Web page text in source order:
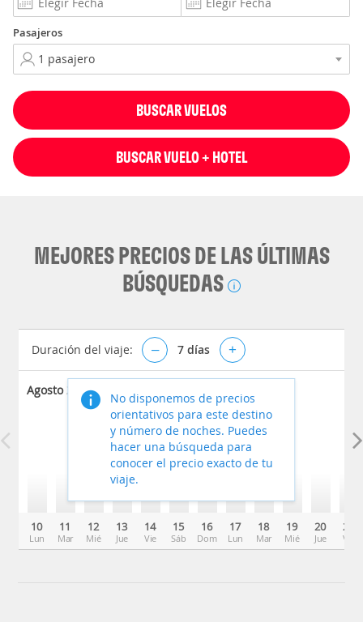
Pasajeros
BUSCAR VUELOS
BUSCAR VUELO + HOTEL
MEJORES PRECIOS DE LAS ÚLTIMAS
BÚSQUEDAS
Duración del viaje: – 7 días +
Agosto 2026
10
Lun
11
Mar
12
Mié
13
Jue
14
Vie
15
Sáb
16
Dom
17
Lun
18
Mar
19
Mié
20
Jue
21
Vie
No disponemos de precios
orientativos para este destino
y número de noches. Puedes
hacer una búsqueda para
conocer el precio exacto de tu
viaje.